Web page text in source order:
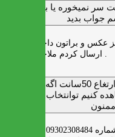
نميخوره يا برنميگرده
جواب بديد
عکس و براتون داخل واتس اپ
میزتلویزیون 180تا2مترلاارتغاع 50سانت اگه
کنیم توانتخاب راحت‌تر